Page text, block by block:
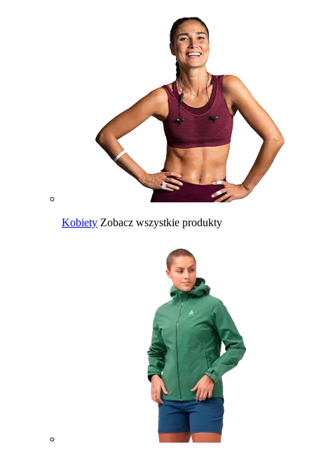
Kobiety Zobacz wszystkie produkty